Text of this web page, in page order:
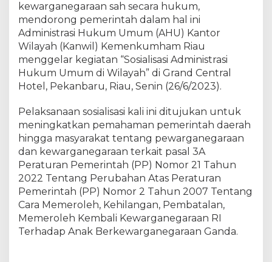
a
k
I
n
o
n
e
i
a
B
e
l
u
m
P
u
n
y
kewarganegaraan sah secara hukum,
mendorong pemerintah dalam hal ini
Administrasi Hukum Umum (AHU) Kantor
Wilayah (Kanwil) Kemenkumham Riau
menggelar kegiatan “Sosialisasi Administrasi
Hukum Umum di Wilayah” di Grand Central
Hotel, Pekanbaru, Riau, Senin (26/6/2023).
Pelaksanaan sosialisasi kali ini ditujukan untuk
meningkatkan pemahaman pemerintah daerah
hingga masyarakat tentang pewarganegaraan
dan kewarganegaraan terkait pasal 3A
Peraturan Pemerintah (PP) Nomor 21 Tahun
2022 Tentang Perubahan Atas Peraturan
Pemerintah (PP) Nomor 2 Tahun 2007 Tentang
Cara Memeroleh, Kehilangan, Pembatalan,
Memeroleh Kembali Kewarganegaraan RI
Terhadap Anak Berkewarganegaraan Ganda.